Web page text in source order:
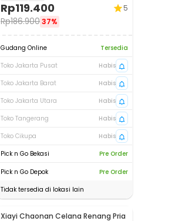
Rp119.400
Rp186.90037%
5
Gudang Online
Tersedia
Toko Jakarta Pusat
Habis
Toko Jakarta Barat
Habis
Toko Jakarta Utara
Habis
Toko Tangerang
Habis
Toko Cikupa
Habis
Pick n Go Bekasi
Pre Order
Pick n Go Depok
Pre Order
Tidak tersedia di lokasi lain
Xiayi Chaonan Celana Renang Pria